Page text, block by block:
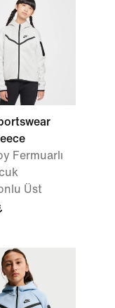
Fermuarlı
Üst